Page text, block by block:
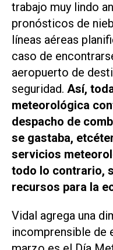
trabajo muy lindo
pronósticos de
líneas aéreas
caso de
aeropuerto de
seguridad. Así,
meteorológica
despacho de
se gastaba,
servicios
todo lo contrario,
recursos para la
Vidal agrega una
incomprensible de